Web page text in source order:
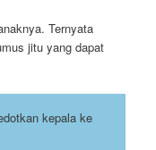
Ternyata
jitu yang dapat
kepala ke